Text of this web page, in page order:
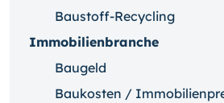
Baustoff-Recycling
Immobilienbranche
Baugeld
Baukosten /